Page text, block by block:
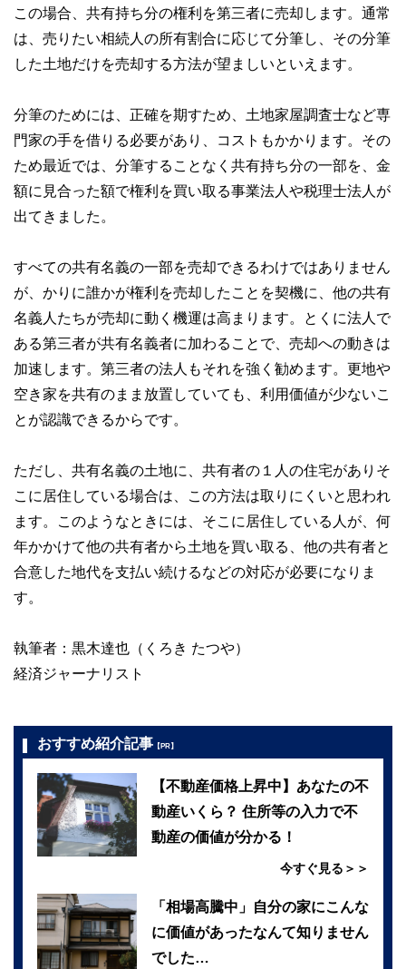
この場合、共有持ち分の権利を第三者に売却します。通常
は、売りたい相続人の所有割合に応じて分筆し、その分筆
した土地だけを売却する方法が望ましいといえます。
分筆のためには、正確を期すため、土地家屋調査士など専
門家の手を借りる必要があり、コストもかかります。その
ため最近では、分筆することなく共有持ち分の一部を、金
額に見合った額で権利を買い取る事業法人や税理士法人が
出てきました。
すべての共有名義の一部を売却できるわけではありません
が、かりに誰かが権利を売却したことを契機に、他の共有
名義人たちが売却に動く機運は高まります。とくに法人で
ある第三者が共有名義者に加わることで、売却への動きは
加速します。第三者の法人もそれを強く勧めます。更地や
空き家を共有のまま放置していても、利用価値が少ないこ
とが認識できるからです。
ただし、共有名義の土地に、共有者の１人の住宅がありそ
こに居住している場合は、この方法は取りにくいと思われ
ます。このようなときには、そこに居住している人が、何
年かかけて他の共有者から土地を買い取る、他の共有者と
合意した地代を支払い続けるなどの対応が必要になりま
す。
執筆者：黒木達也（くろき たつや）
経済ジャーナリスト
おすすめ紹介記事 【PR】
【不動産価格上昇中】あなたの不
動産いくら？ 住所等の入力で不
動産の価値が分かる！
今すぐ見る＞＞
「相場高騰中」自分の家にこんな
に価値があったなんて知りません
でした…